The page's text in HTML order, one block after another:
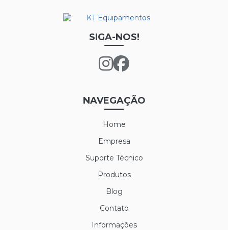
LUVA NYLON PARA CAMARA FRIA
LUVA POLIFLEX BRANCA
SIGA-NOS!
NAVEGAÇÃO
Home
Empresa
Suporte Técnico
Produtos
Blog
Contato
Informações